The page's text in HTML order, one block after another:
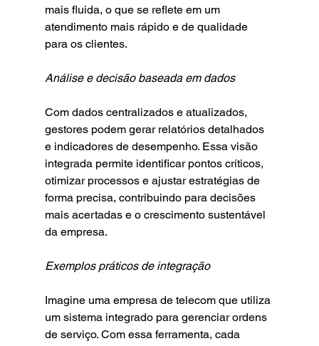
mais fluida, o que se reflete em um
atendimento mais rápido e de qualidade
para os clientes.
Análise e decisão baseada em dados
Com dados centralizados e atualizados,
gestores podem gerar relatórios detalhados
e indicadores de desempenho. Essa visão
integrada permite identificar pontos críticos,
otimizar processos e ajustar estratégias de
forma precisa, contribuindo para decisões
mais acertadas e o crescimento sustentável
da empresa.
Exemplos práticos de integração
Imagine uma empresa de telecom que utiliza
um sistema integrado para gerenciar ordens
de serviço. Com essa ferramenta, cada